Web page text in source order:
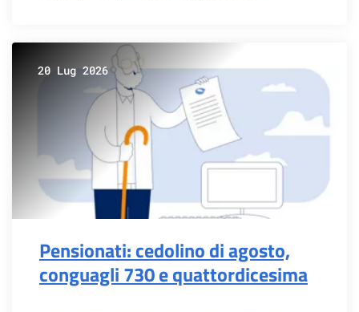
20 Lug 2026
Pensionati: cedolino di agosto,
conguagli 730 e quattordicesima